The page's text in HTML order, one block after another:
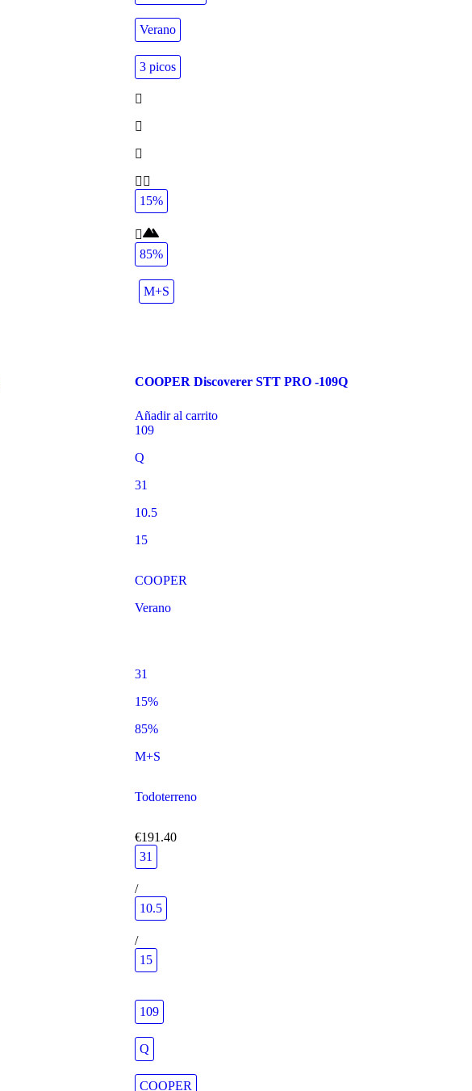
Verano
3 picos
15%
85%
M+S
COOPER Discoverer STT PRO -109Q
Añadir al carrito
109
Q
31
10.5
15
COOPER
Verano
31
15%
85%
M+S
Todoterreno
€191.40
31
/
10.5
/
15
109
Q
COOPER